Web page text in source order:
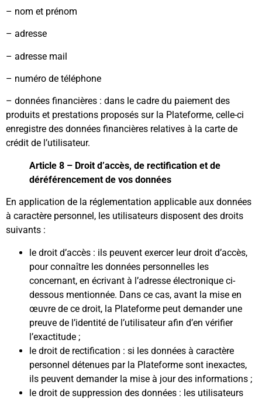
– nom et prénom
– adresse
– adresse mail
– numéro de téléphone
– données financières : dans le cadre du paiement des
produits et prestations proposés sur la Plateforme, celle-ci
enregistre des données financières relatives à la carte de
crédit de l’utilisateur.
Article 8 – Droit d’accès, de rectification et de
déréférencement de vos données
En application de la réglementation applicable aux données
à caractère personnel, les utilisateurs disposent des droits
suivants :
le droit d’accès : ils peuvent exercer leur droit d’accès,
pour connaître les données personnelles les
concernant, en écrivant à l’adresse électronique ci-
dessous mentionnée. Dans ce cas, avant la mise en
œuvre de ce droit, la Plateforme peut demander une
preuve de l’identité de l’utilisateur afin d’en vérifier
l’exactitude ;
le droit de rectification : si les données à caractère
personnel détenues par la Plateforme sont inexactes,
ils peuvent demander la mise à jour des informations ;
le droit de suppression des données : les utilisateurs